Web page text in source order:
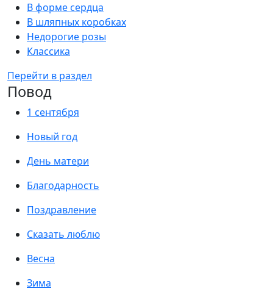
В форме сердца
В шляпных коробках
Недорогие розы
Классика
Перейти в раздел
Повод
1 сентября
Новый год
День матери
Благодарность
Поздравление
Сказать люблю
Весна
Зима